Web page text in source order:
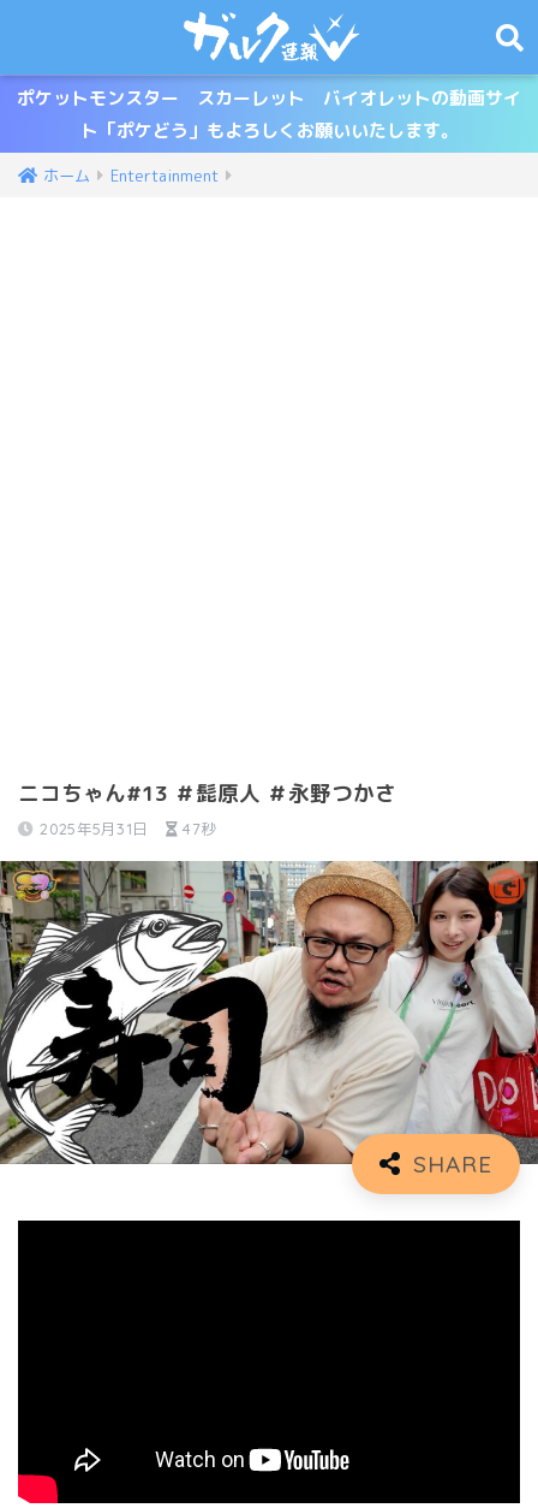
ポケットモンスター スカーレット バイオレットの動画サイ
ト「ポケどう」もよろしくお願いいたします。
ホーム Entertainment
ニコちゃん#13 ＃髭原人 ＃永野つかさ
2025年5月31日 47秒